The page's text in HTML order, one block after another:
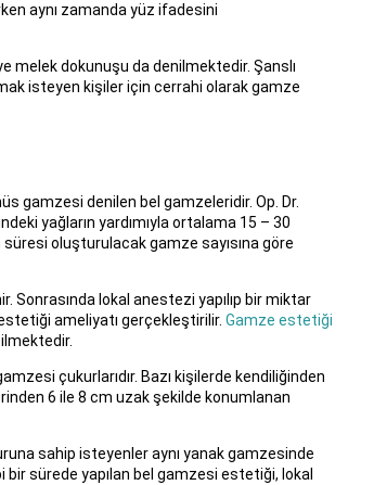
aynı zamanda yüz ifadesini
melek dokunuşu da denilmektedir. Şanslı
isteyen kişiler için cerrahi olarak gamze
gamzesi denilen bel gamzeleridir. Op. Dr.
yağların yardımıyla ortalama 15 – 30
oluşturulacak gamze sayısına göre
Sonrasında lokal anestezi yapılıp bir miktar
ameliyatı gerçekleştirilir. Gamze estetiği
çukurlarıdır. Bazı kişilerde kendiliğinden
6 ile 8 cm uzak şekilde konumlanan
sahip isteyenler aynı yanak gamzesinde
sürede yapılan bel gamzesi estetiği, lokal